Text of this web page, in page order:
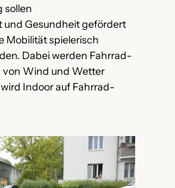
sollen
und Gesundheit gefördert
Mobilität spielerisch
Dabei werden Fahrrad-
Wind und Wetter
Indoor auf Fahrrad-